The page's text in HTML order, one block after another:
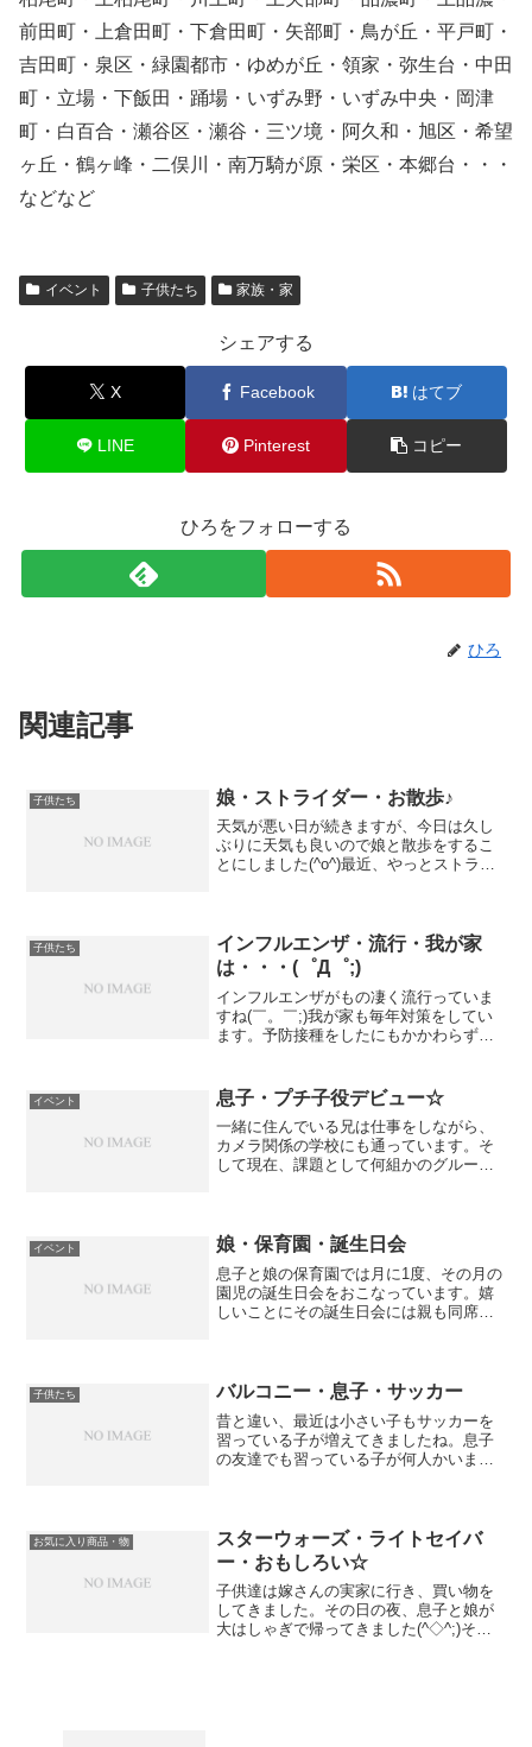
前田町・上倉田町・下倉田町・矢部町・鳥が丘・平戸町・
吉田町・泉区・緑園都市・ゆめが丘・領家・弥生台・中田
町・立場・下飯田・踊場・いずみ野・いずみ中央・岡津
町・白百合・瀬谷区・瀬谷・三ツ境・阿久和・旭区・希望
ヶ丘・鶴ヶ峰・二俣川・南万騎が原・栄区・本郷台・・・
などなど
イベント 子供たち 家族・家
シェアする
X Facebook はてブ
LINE Pinterest コピー
ひろをフォローする
ひろ
関連記事
子供たち 娘・ストライダー・お散歩♪
天気が悪い日が続きますが、今日は久し
ぶりに天気も良いので娘と散歩をするこ
とにしました(^o^)最近、やっとストライ
ストライダーで走り...
子供たち
インフルエンザ・流行・我が家
は・・・(゜Д゜;)
インフルエンザがもの凄く流行っていま
すね(￣。￣;)我が家も毎年対策をしてい
ます。予防接種をしたにもかかわらずイ
ことにしました(^^)/毎日１本飲み続けけ
たその結果・...
イベント 息子・プチ子役デビュー☆
一緒に住んでいる兄は仕事をしながら、
カメラ関係の学校にも通っています。そ
して現在、課題として何組かのグループ
つからないと言うことで...
イベント 娘・保育園・誕生日会
息子と娘の保育園では月に1度、その月の
園児の誕生日会をおこなっています。嬉
しいことにその誕生日会には親も同席で
質問に答え、誕生日の歌...
子供たち バルコニー・息子・サッカー
昔と違い、最近は小さい子もサッカーを
習っている子が増えてきましたね。息子
の友達でも習っている子が何人かいま
ので、休みの日を習い事で埋...
お気に入り商品・物
スターウォーズ・ライトセイバ
ー・おもしろい☆
子供達は嫁さんの実家に行き、買い物を
してきました。その日の夜、息子と娘が
大はしゃぎで帰ってきました(^◇^;)その